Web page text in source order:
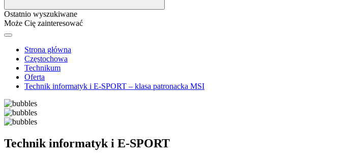
Ostatnio wyszukiwane
Może Cię zainteresować
Strona główna
Częstochowa
Technikum
Oferta
Technik informatyk i E-SPORT – klasa patronacka MSI
Technik informatyk i E-SPORT